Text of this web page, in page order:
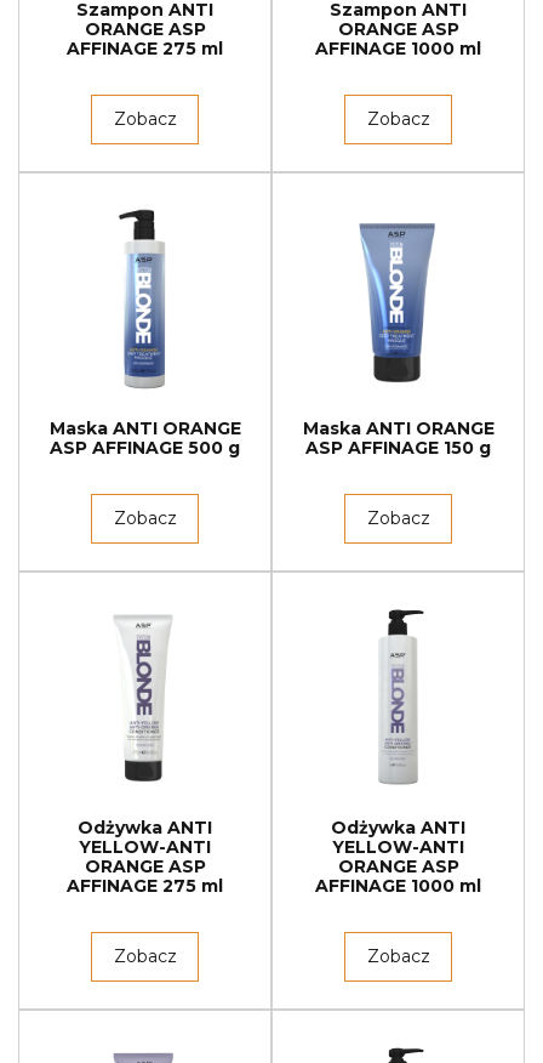
Szampon ANTI
ORANGE ASP
AFFINAGE 275 ml
Zobacz
Szampon ANTI
ORANGE ASP
AFFINAGE 1000 ml
Zobacz
Maska ANTI ORANGE
ASP AFFINAGE 500 g
Zobacz
Maska ANTI ORANGE
ASP AFFINAGE 150 g
Zobacz
Odżywka ANTI
YELLOW-ANTI
ORANGE ASP
AFFINAGE 275 ml
Zobacz
Odżywka ANTI
YELLOW-ANTI
ORANGE ASP
AFFINAGE 1000 ml
Zobacz